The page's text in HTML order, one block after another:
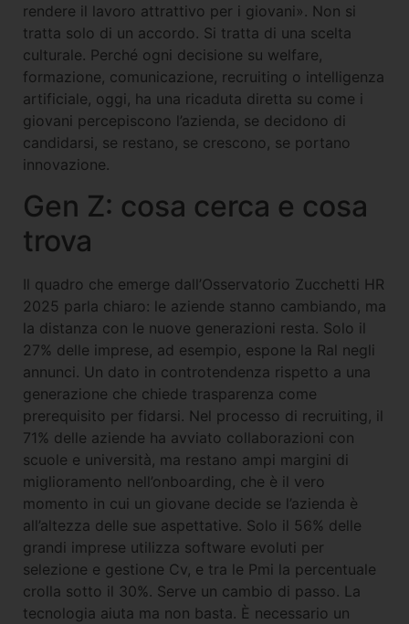
rendere il lavoro attrattivo per i giovani». Non si
tratta solo di un accordo. Si tratta di una scelta
culturale. Perché ogni decisione su welfare,
formazione, comunicazione, recruiting o intelligenza
artificiale, oggi, ha una ricaduta diretta su come i
giovani percepiscono l’azienda, se decidono di
candidarsi, se restano, se crescono, se portano
innovazione.
Gen Z: cosa cerca e cosa
trova
Il quadro che emerge dall’Osservatorio Zucchetti HR
2025 parla chiaro: le aziende stanno cambiando, ma
la distanza con le nuove generazioni resta. Solo il
27% delle imprese, ad esempio, espone la Ral negli
annunci. Un dato in controtendenza rispetto a una
generazione che chiede trasparenza come
prerequisito per fidarsi. Nel processo di recruiting, il
71% delle aziende ha avviato collaborazioni con
scuole e università, ma restano ampi margini di
miglioramento nell’onboarding, che è il vero
momento in cui un giovane decide se l’azienda è
all’altezza delle sue aspettative. Solo il 56% delle
grandi imprese utilizza software evoluti per
selezione e gestione Cv, e tra le Pmi la percentuale
crolla sotto il 30%. Serve un cambio di passo. La
tecnologia aiuta ma non basta. È necessario un